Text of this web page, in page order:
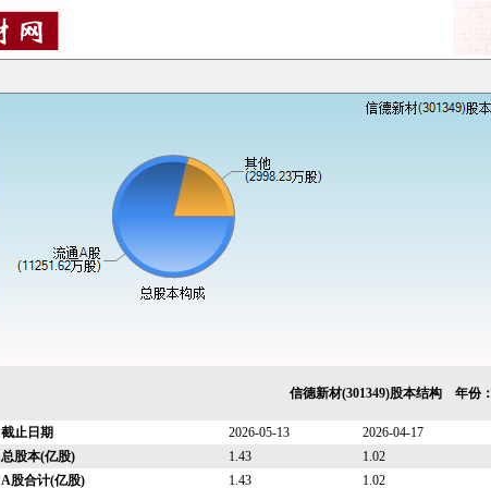
信德新材(301349)股本结构 年份：
截止日期 2026-05-13 2026-04-17
总股本(亿股)
1.43 1.02
A股合计(亿股)
1.43 1.02